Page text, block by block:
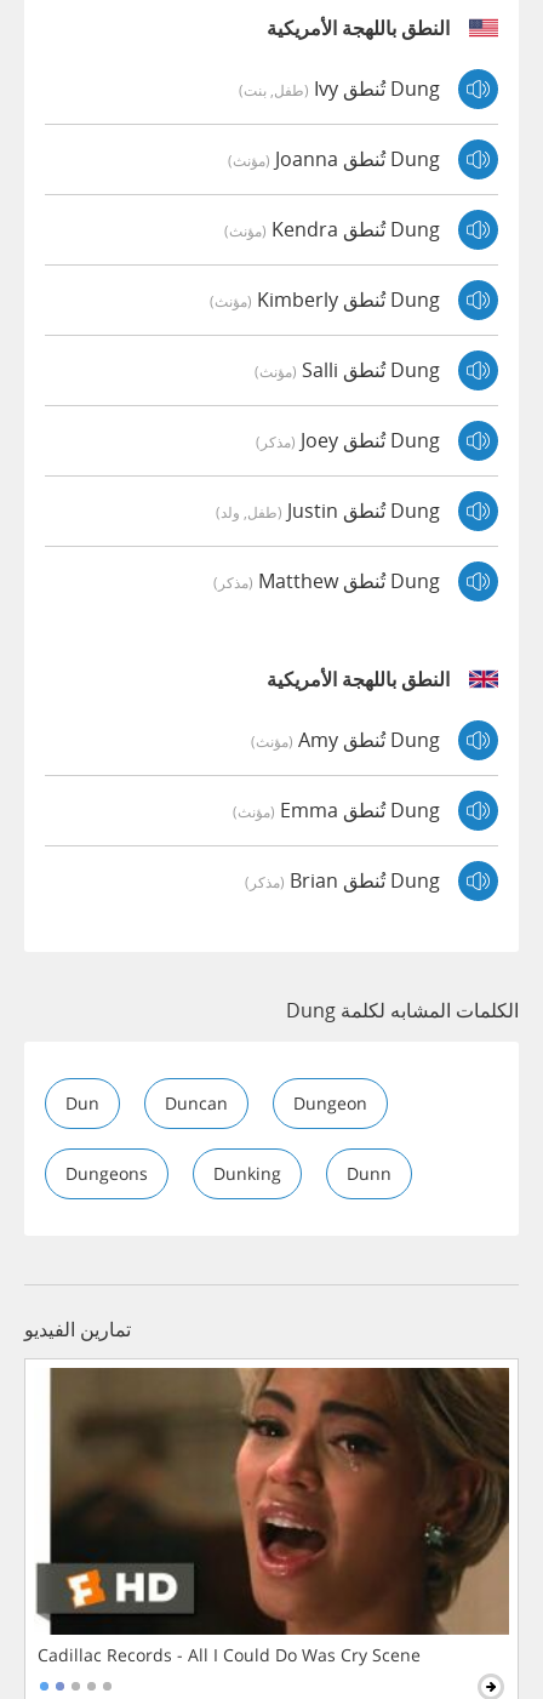
النطق باللهجة الأمريكية
Dung تُنطق Ivy (طفل, بنت)
Dung تُنطق Joanna (مؤنث)
Dung تُنطق Kendra (مؤنث)
Dung تُنطق Kimberly (مؤنث)
Dung تُنطق Salli (مؤنث)
Dung تُنطق Joey (مذكر)
Dung تُنطق Justin (طفل, ولد)
Dung تُنطق Matthew (مذكر)
النطق باللهجة الأمريكية
Dung تُنطق Amy (مؤنث)
Dung تُنطق Emma (مؤنث)
Dung تُنطق Brian (مذكر)
الكلمات المشابه لكلمة Dung
Dun Duncan Dungeon
Dungeons Dunking Dunn
تمارين الفيديو
Cadillac Records - All I Could Do Was Cry Scene